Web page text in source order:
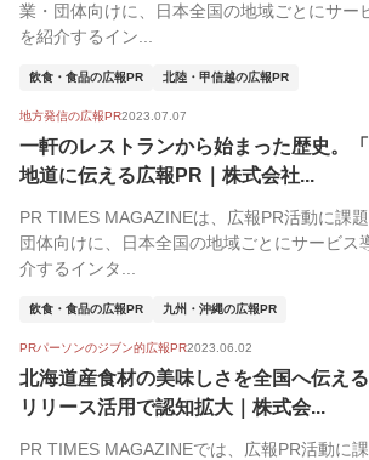
業・団体向けに、日本全国の地域ごとにサー
を紹介するイン...
飲食・食品の広報PR 北陸・甲信越の広報PR
地方発信の広報PR2023.07.07
一軒のレストランから始まった歴史。
地道に伝える広報PR｜株式会社...
PR TIMES MAGAZINEは、広報PR活動に課
団体向けに、日本全国の地域ごとにサービス
介するインタ...
飲食・食品の広報PR 九州・沖縄の広報PR
PRパーソンのジブン的広報PR2023.06.02
北海道産食材の美味しさを全国へ伝え
リリース活用で認知拡大｜株式会...
PR TIMES MAGAZINEでは、広報PR活動に